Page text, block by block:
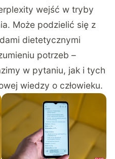
wejść w tryby
Może podzielić się z
dietetycznymi
potrzeb –
w pytaniu, jak i tych
wiedzy o człowieku.